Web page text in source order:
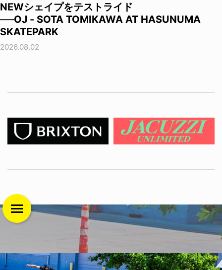
NEWシェイプをテストライド
──OJ - SOTA TOMIKAWA AT HASUNUMA
SKATEPARK
2026.08.02